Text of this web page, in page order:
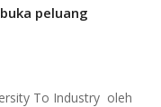
peluang
To Industry oleh